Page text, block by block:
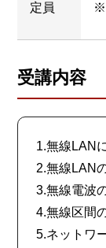
定員
受講内容
1.無線LAN
2.無線LAN
3.無線電波
4.無線区間
5.ネットワ